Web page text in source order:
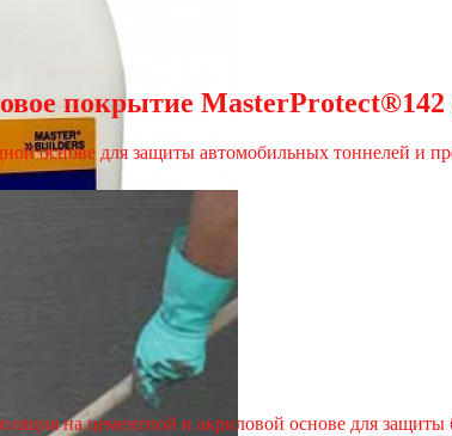
покрытие
основе для защиты автомобильных тоннелей и
на цементной и акриловой основе для защиты